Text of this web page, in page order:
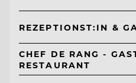
REZEPTIONST:IN &
CHEF DE RANG -
RESTAURANT